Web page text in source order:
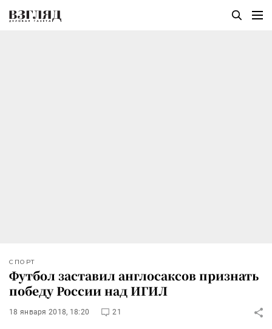
СПОРТ
Футбол заставил англосаксов признать
победу России над ИГИЛ
18 января 2018, 18:20 21